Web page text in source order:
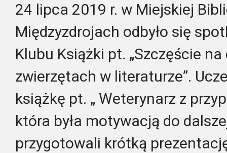
24 lipca 2019 r. w Miejskiej
Międzyzdrojach odbyło się
Klubu Książki pt. „Szczęście
zwierzętach w literaturze”.
książkę pt. „ Weterynarz z
która była motywacją do
przygotowali krótką